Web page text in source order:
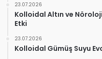
23.07.2026
Kolloidal Altın ve
Etki
23.07.2026
Kolloidal Gümüş Suyu